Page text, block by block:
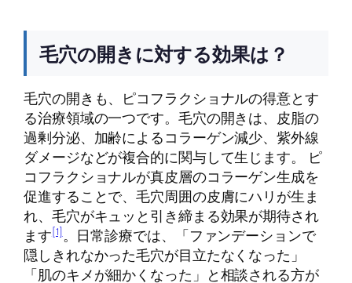
毛穴の開きに対する効果は？
毛穴の開きも、ピコフラクショナルの得意とす
る治療領域の一つです。毛穴の開きは、皮脂の
過剰分泌、加齢によるコラーゲン減少、紫外線
ダメージなどが複合的に関与して生じます。 ピ
コフラクショナルが真皮層のコラーゲン生成を
促進することで、毛穴周囲の皮膚にハリが生ま
れ、毛穴がキュッと引き締まる効果が期待され
ます[1]。日常診療では、「ファンデーションで
隠しきれなかった毛穴が目立たなくなった」
「肌のキメが細かくなった」と相談される方が